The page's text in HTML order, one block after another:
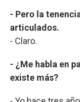
- Pero la
articulados.
- Claro.
- ¿Me habla en
existe más?